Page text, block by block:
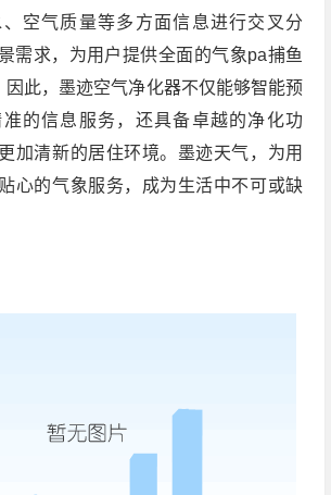
空气质量等多方面信息进行交叉分
需求，为用户提供全面的气象pa捕鱼
此，墨迹空气净化器不仅能够智能预
的信息服务，还具备卓越的净化功
加清新的居住环境。墨迹天气，为用
心的气象服务，成为生活中不可或缺